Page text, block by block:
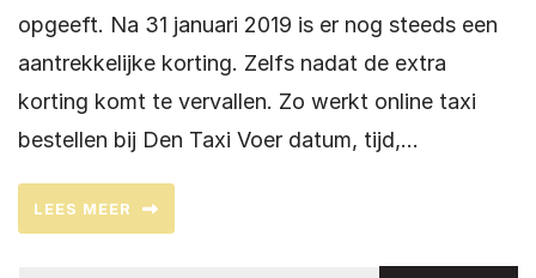
opgeeft. Na 31 januari 2019 is er nog steeds een
aantrekkelijke korting. Zelfs nadat de extra
korting komt te vervallen. Zo werkt online taxi
bestellen bij Den Taxi Voer datum, tijd,…
LEES MEER